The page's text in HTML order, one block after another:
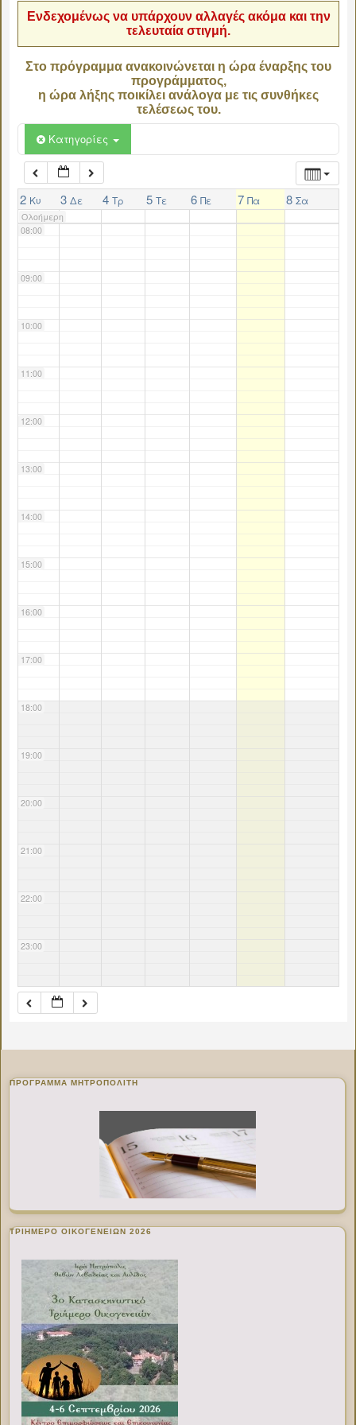
Ενδεχομένως να υπάρχουν αλλαγές ακόμα και την
τελευταία στιγμή.
Στο πρόγραμμα ανακοινώνεται η ώρα έναρξης του
προγράμματος,
η ώρα λήξης ποικίλει ανάλογα με τις συνθήκες
τελέσεως του.
Κατηγορίες
2 Κυ 3 Δε 4 Τρ 5 Τε 6 Πε 7 Πα 8 Σα
Ολοήμερη
06:00
07:00
08:00
09:00
10:00
11:00
12:00
13:00
14:00
15:00
16:00
17:00
18:00
19:00
20:00
21:00
22:00
23:00
ΠΡΌΓΡΑΜΜΑ ΜΗΤΡΟΠΟΛΊΤΗ
ΤΡΙΗΜΕΡΟ ΟΙΚΟΓΕΝΕΙΩΝ 2026